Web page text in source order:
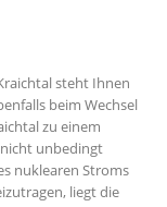
steht Ihnen
beim Wechsel
zu einem
unbedingt
nuklearen Stroms
liegt die